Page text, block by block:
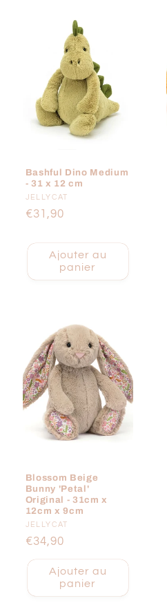
Bashful Dino Medium
- 31 x 12 cm
Fournisseur :
JELLYCAT
Prix
€31,90
Ajouter au
panier
Blossom Beige
Bunny 'Petal'
Original - 31cm x
12cm x 9cm
Fournisseur :
JELLYCAT
Prix
habituel
€34,90
Ajouter au
panier